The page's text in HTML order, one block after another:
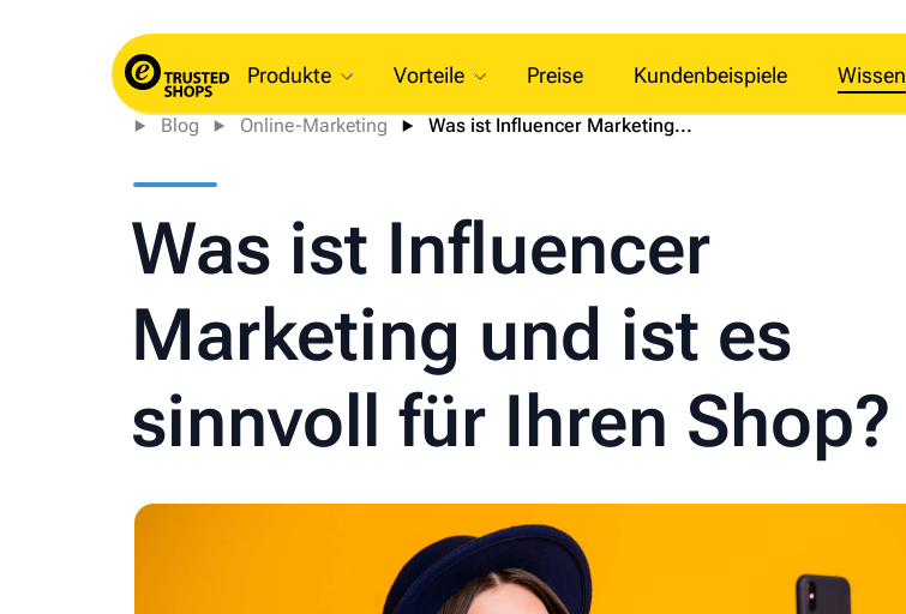
Produkte Vorteile Preise Kundenbeispiele Wissen
Blog Online-Marketing Was ist Influencer Marketing...
Was ist Influencer
Marketing und ist es
sinnvoll für Ihren Shop?